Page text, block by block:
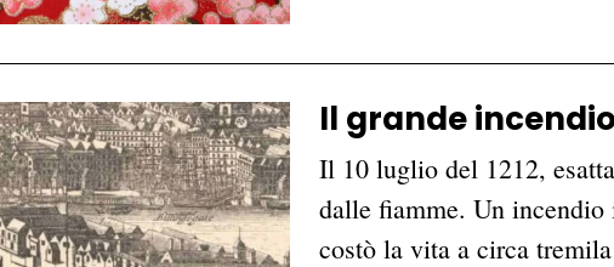
Il grande incendio
Il 10 luglio del 1212,
dalle fiamme. Un
costò la vita a circa